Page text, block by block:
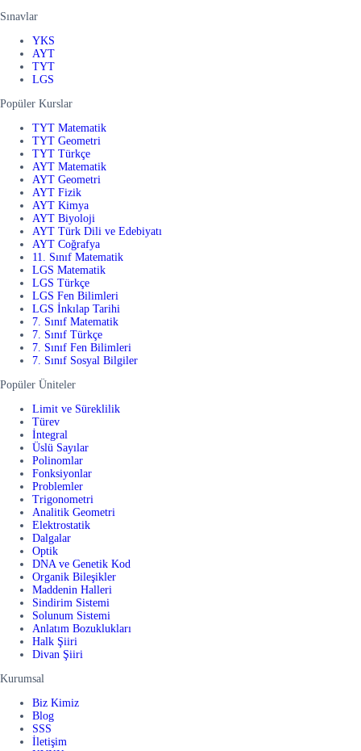
Sınavlar
YKS
AYT
TYT
LGS
Popüler Kurslar
TYT Matematik
TYT Geometri
TYT Türkçe
AYT Matematik
AYT Geometri
AYT Fizik
AYT Kimya
AYT Biyoloji
AYT Türk Dili ve Edebiyatı
AYT Coğrafya
11. Sınıf Matematik
LGS Matematik
LGS Türkçe
LGS Fen Bilimleri
LGS İnkılap Tarihi
7. Sınıf Matematik
7. Sınıf Türkçe
7. Sınıf Fen Bilimleri
7. Sınıf Sosyal Bilgiler
Popüler Üniteler
Limit ve Süreklilik
Türev
İntegral
Üslü Sayılar
Polinomlar
Fonksiyonlar
Problemler
Trigonometri
Analitik Geometri
Elektrostatik
Dalgalar
Optik
DNA ve Genetik Kod
Organik Bileşikler
Maddenin Halleri
Sindirim Sistemi
Solunum Sistemi
Anlatım Bozuklukları
Halk Şiiri
Divan Şiiri
Kurumsal
Biz Kimiz
Blog
SSS
İletişim